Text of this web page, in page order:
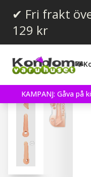
✔ Fri frakt
129 kr
KAMPANJ: Gåva på